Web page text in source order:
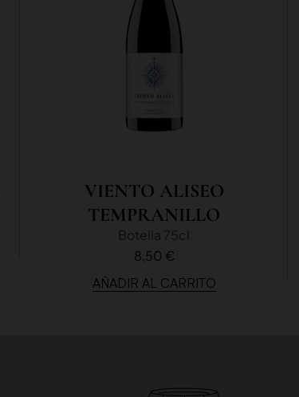
VIENTO ALISEO
TEMPRANILLO
Botella 75cl
8,50 €
AÑADIR AL CARRITO